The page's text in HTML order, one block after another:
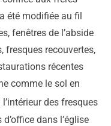
été modifiée au fil
fenêtres de l’abside
fresques recouvertes,
récentes
comme le sol en
des fresques
dans l’église